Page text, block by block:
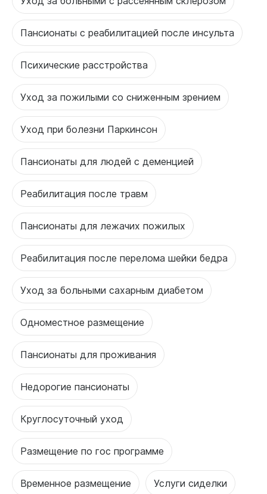
Пансионаты с реабилитацией после инсульта
Психические расстройства
Уход за пожилыми со сниженным зрением
Уход при болезни Паркинсон
Пансионаты для людей с деменцией
Реабилитация после травм
Пансионаты для лежачих пожилых
Реабилитация после перелома шейки бедра
Уход за больными сахарным диабетом
Одноместное размещение
Пансионаты для проживания
Недорогие пансионаты
Круглосуточный уход
Размещение по гос программе
Временное размещение Услуги сиделки